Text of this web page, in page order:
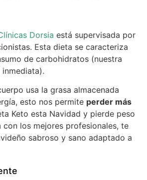
Dorsia está supervisada por
Esta dieta se caracteriza
de carbohidratos (nuestra
usa la grasa almacenada
esto nos permite perder más
Keto esta Navidad y pierde peso
los mejores profesionales, te
sabroso y sano adaptado a